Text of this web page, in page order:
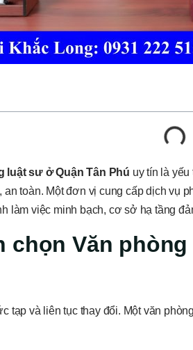
luật sư ở Quận Tân Phú uy tín là
an toàn. Một đơn vị cung cấp dịch vụ
làm việc minh bạch, cơ sở hạ tầng
chọn Văn
tạp và liên tục thay đổi. Một văn